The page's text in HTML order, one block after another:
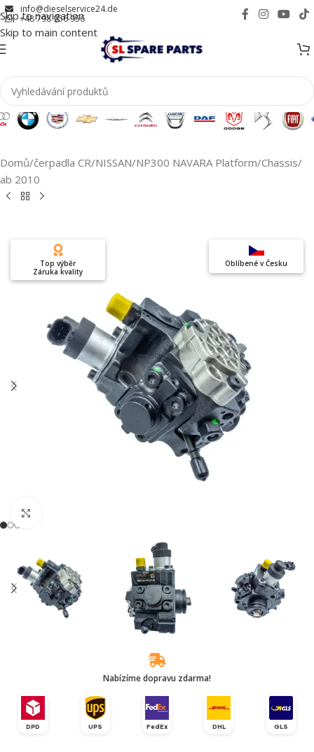
Skip to navigation
Skip to main content
info@dieselservice24.de
+48 798 956 956
Domů/čerpadla CR/NISSAN/NP300 NAVARA Platform/Chassis/
ab 2010
Oblíbené v Česku
Top výběr
Záruka kvality
Nabízíme dopravu zdarma!
DPD UPS FedEx DHL GLS